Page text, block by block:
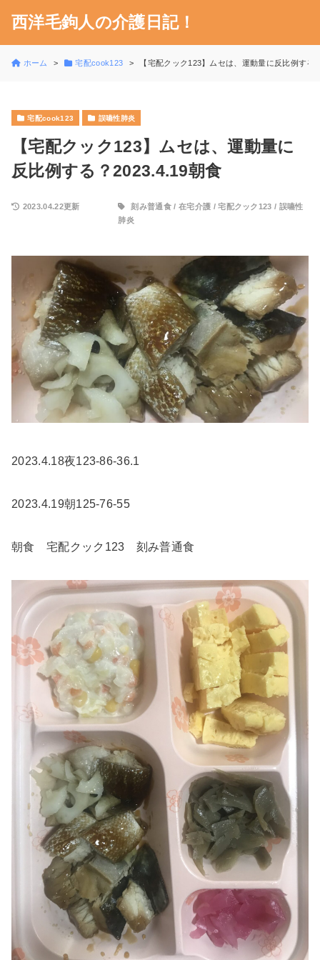
西洋毛鉤人の介護日記！
ホーム 宅配cook123 【宅配クック123】ムセは、運動量に反比例する
宅配cook123 誤嚥性肺炎
【宅配クック123】ムセは、運動量に
反比例する？2023.4.19朝食
2023.04.22更新 刻み普通食/ 在宅介護 /宅配クック123 / 誤嚥性
肺炎
2023.4.18夜123-86-36.1
2023.4.19朝125-76-55
朝食 宅配クック123 刻み普通食